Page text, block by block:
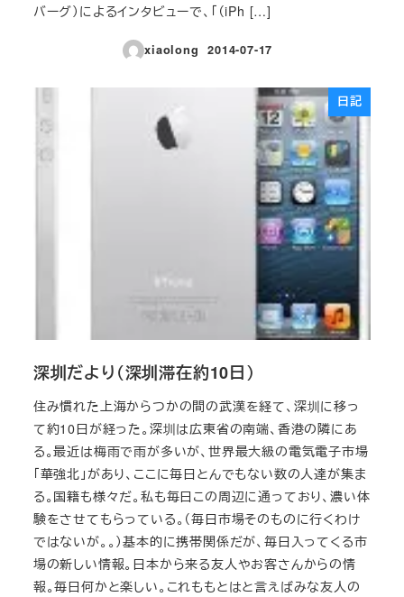
バーグ）によるインタビューで、「（iPh […]
xiaolong
投稿日
2014-07-17
日記
深圳だより（深圳滞在約10日）
住み慣れた上海からつかの間の武漢を経て、深圳に移っ
て約10日が経った。深圳は広東省の南端、香港の隣にあ
る。最近は梅雨で雨が多いが、世界最大級の電気電子市場
「華強北」があり、ここに毎日とんでもない数の人達が集ま
る。国籍も様々だ。私も毎日この周辺に通っており、濃い体
験をさせてもらっている。（毎日市場そのものに行くわけ
ではないが。。）基本的に携帯関係だが、毎日入ってくる市
場の新しい情報。日本から来る友人やお客さんからの情
報。毎日何かと楽しい。これももとはと言えばみな友人の